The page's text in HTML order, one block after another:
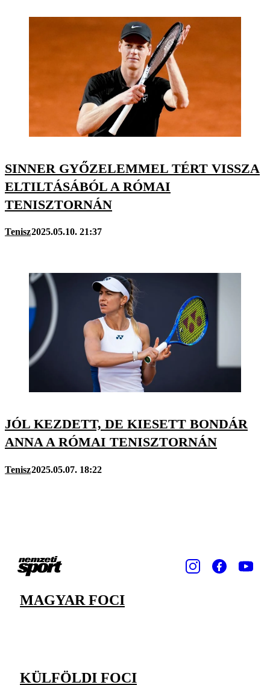
SINNER GYŐZELEMMEL TÉRT VISSZA
ELTILTÁSÁBÓL A RÓMAI
TENISZTORNÁN
Tenisz2025.05.10. 21:37
JÓL KEZDETT, DE KIESETT BONDÁR
ANNA A RÓMAI TENISZTORNÁN
Tenisz2025.05.07. 18:22
MAGYAR FOCI
KÜLFÖLDI FOCI